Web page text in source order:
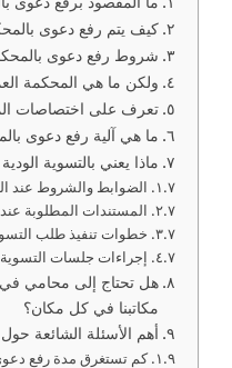
كيف يتم رفع دعوى
شروط رفع دعوى
ولكن ما هي المحكمة
تعرف على اختصاصات
ما هي آلية رفع دعوى
ماذا يعني بالتسوية
الضوابط والشروط عند
المستندات المطلوبة
خطوات تنفيذ طلب
إجراءات جلسات التسوية
هل تحتاج إلى محامي في
مكاتبنا في كل مكان؟
أهم الأسئلة الشائعة
كم تستغرق مدة رفع